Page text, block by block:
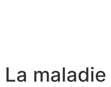
La maladie